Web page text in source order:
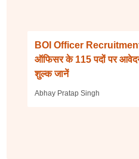
BOI Officer
ऑफिसर के 115 पदों पर
शुल्क जानें
Abhay Pratap Singh